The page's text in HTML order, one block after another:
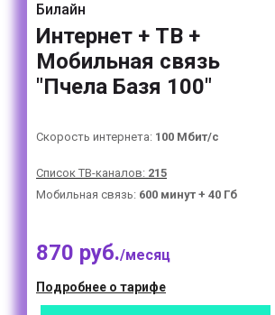
Билайн
Интернет + ТВ +
Мобильная связь
"Пчела Базя 100"
Скорость интернета: 100 Мбит/с
Список ТВ-каналов: 215
Мобильная связь: 600 минут + 40 Гб
870 руб./месяц
Подробнее о тарифе